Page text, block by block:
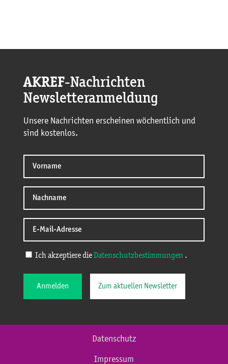
AKREF-Nachrichten
Newsletteranmeldung
Unsere Nachrichten erscheinen wöchentlich und
sind kostenlos.
Ich akzeptiere die Datenschutzbestimmungen .
Anmelden Zum aktuellen Newsletter
Datenschutz
Impressum